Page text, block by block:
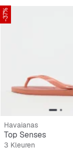
-37%
Havaianas
Top Senses
3 Kleuren